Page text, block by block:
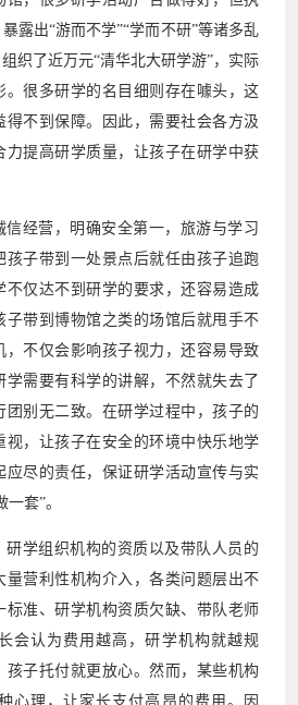
露出“游而不学”“学而不研”等诸多乱
织了近万元“清华北大研学游”，实际
。很多研学的名目细则存在噱头，这
得不到保障。因此，需要社会各方汲
力提高研学质量，让孩子在研学中获
信经营，明确安全第一，旅游与学习
孩子带到一处景点后就任由孩子追跑
不仅达不到研学的要求，还容易造成
子带到博物馆之类的场馆后就甩手不
，不仅会影响孩子视力，还容易导致
学需要有科学的讲解，不然就失去了
团别无二致。在研学过程中，孩子的
视，让孩子在安全的环境中快乐地学
应尽的责任，保证研学活动宣传与实
套”。
研学组织机构的资质以及带队人员的
量营利性机构介入，各类问题层出不
标准、研学机构资质欠缺、带队老师
会认为费用越高，研学机构就越规
孩子托付就更放心。然而，某些机构
心理，让家长支付高昂的费用。因